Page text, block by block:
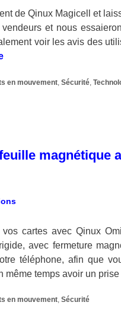
de Qinux Magicell et
et nous
voir les avis des
en mouvement,Sécurité,
magnétique
cartes avec Qinux
avec fermeture
téléphone, afin que
même temps avoir un
en mouvement,Sécurité